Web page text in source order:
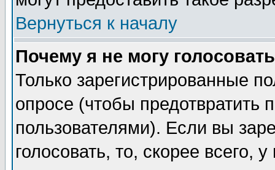
Вернуться к началу
Почему я не могу
Только зарегистрированные
опросе (чтобы предотвратить
пользователями). Если вы
голосовать, то, скорее всего,